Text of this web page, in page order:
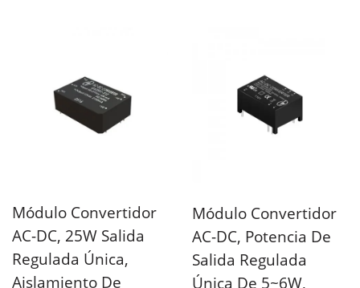
Módulo Convertidor
AC-DC, 25W Salida
Regulada Única,
Aislamiento De
Módulo Convertidor
AC-DC, Potencia De
Salida Regulada
Única De 5~6W,